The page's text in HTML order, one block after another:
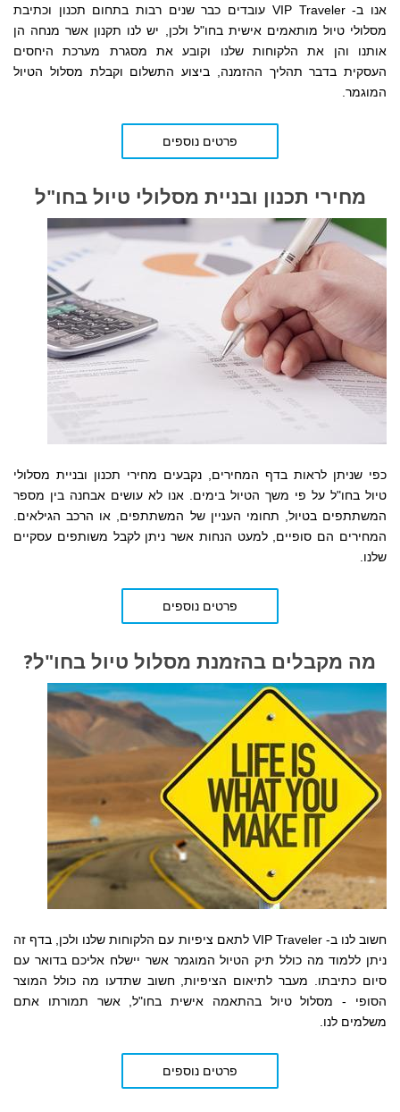
אנו ב- VIP Traveler עובדים כבר שנים רבות בתחום תכנון וכתיבת
מסלולי טיול מותאמים אישית בחו"ל ולכן, יש לנו תקנון אשר מנחה הן
אותנו והן את הלקוחות שלנו וקובע את מסגרת מערכת היחסים
העסקית בדבר תהליך ההזמנה, ביצוע התשלום וקבלת מסלול הטיול
המוגמר.
פרטים נוספים
מחירי תכנון ובניית מסלולי טיול בחו"ל
כפי שניתן לראות בדף המחירים, נקבעים מחירי תכנון ובניית מסלולי
טיול בחו"ל על פי משך הטיול בימים. אנו לא עושים אבחנה בין מספר
המשתתפים בטיול, תחומי העניין של המשתתפים, או הרכב הגילאים.
המחירים הם סופיים, למעט הנחות אשר ניתן לקבל משותפים עסקיים
שלנו.
פרטים נוספים
מה מקבלים בהזמנת מסלול טיול בחו"ל?
חשוב לנו ב- VIP Traveler לתאם ציפיות עם הלקוחות שלנו ולכן, בדף זה
ניתן ללמוד מה כולל תיק הטיול המוגמר אשר יישלח אליכם בדואר עם
סיום כתיבתו. מעבר לתיאום הציפיות, חשוב שתדעו מה כולל המוצר
הסופי - מסלול טיול בהתאמה אישית בחו"ל, אשר תמורתו אתם
משלמים לנו.
פרטים נוספים